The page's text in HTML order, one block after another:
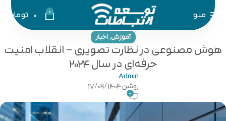
منو 0
0 تومان
آموزش,اخبار
هوش مصنوعی در نظارت تصویری – انقلاب امنیت
حرفه‌ای در سال ۲۰۲۴
Admin
روشن 17/09/1404
0